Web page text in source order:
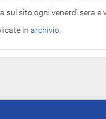
sul sito ogni venerdì sera
in archivio